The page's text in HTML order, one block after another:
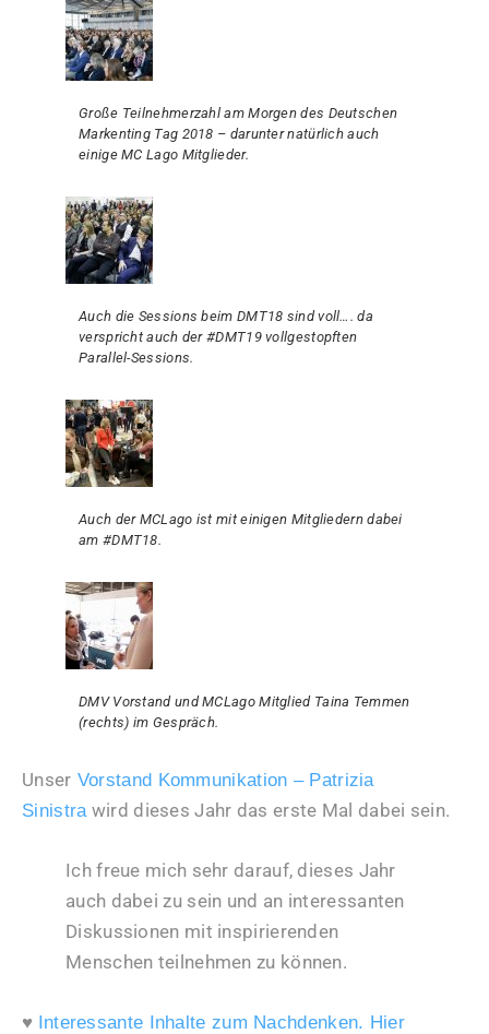
Große Teilnehmerzahl am Morgen des Deutschen
Markenting Tag 2018 – darunter natürlich auch
einige MC Lago Mitglieder.
Auch die Sessions beim DMT18 sind voll…. da
verspricht auch der #DMT19 vollgestopften
Parallel-Sessions.
Auch der MCLago ist mit einigen Mitgliedern dabei
am #DMT18.
DMV Vorstand und MCLago Mitglied Taina Temmen
(rechts) im Gespräch.
Unser Vorstand Kommunikation – Patrizia
Sinistra wird dieses Jahr das erste Mal dabei sein.
Ich freue mich sehr darauf, dieses Jahr
auch dabei zu sein und an interessanten
Diskussionen mit inspirierenden
Menschen teilnehmen zu können.
♥ Interessante Inhalte zum Nachdenken. Hier